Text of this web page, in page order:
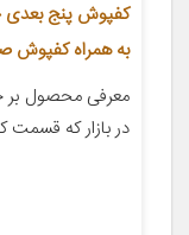
به همراه کفپوش
در بازار که